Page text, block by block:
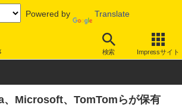
Powered by Translate
検索 Impressサイト
ピック
、Microsoft、TomTomらが保有